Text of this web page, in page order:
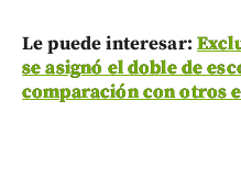
Le puede interesar:
se asignó el doble de
comparación con otros